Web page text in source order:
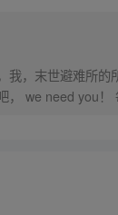
我，末世避难所